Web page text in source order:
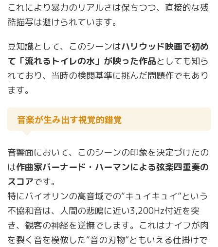
これにより暴力のリアルさは保ちつつ、直接的な残
酷描写は避けられています。
豆知識として、このシーンはハリウッド映画で初め
て「流れるトイレの水」が映った作品としても知ら
れており、当時の検閲基準に挑んだ問題作でもあり
ます。
音楽が生み出す視覚的錯覚
音響面において、このシーンの印象を決定づけたの
は作曲家バーナード・ハーマンによる弦楽四重奏の
スコアです。
特にバイオリンの高音域での“キュイキュイ”という
不協和音は、人間の悲鳴に近い3,200Hz付近を突
き、観客の神経を逆撫でします。これはナイフが肉
を裂く音を模倣した“音の刃物”ともいえる仕掛けで